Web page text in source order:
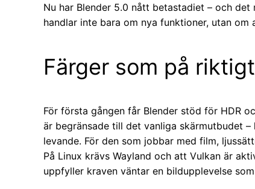
Nu har Blender 5.0 nått betastadiet – och
handlar inte bara om nya funktioner, utan
Färger som på riktigt
För första gången får Blender stöd för HDR
är begränsade till det vanliga skärmutbudet
levande. För den som jobbar med film,
På Linux krävs Wayland och att Vulkan är
uppfyller kraven väntar en bildupplevelse